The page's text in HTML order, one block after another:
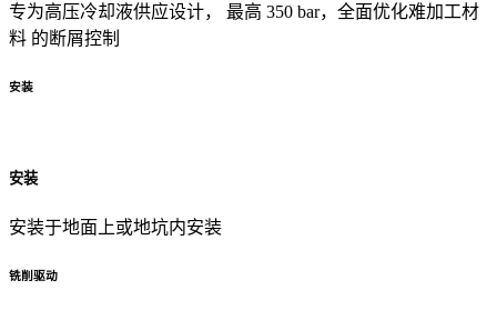
专为高压冷却液供应设计， 最高 350 bar，全面优化难加工材
料 的断屑控制
安装
安装
安装于地面上或地坑内安装
铣削驱动